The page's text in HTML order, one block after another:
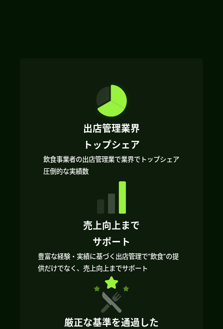
出店管理業界
トップシェア
飲食事業者の出店管理業で業界でトップシェア
圧倒的な実績数
売上向上まで
サポート
豊富な経験・実績に基づく出店管理で”飲食”の提
供だけでなく、売上向上までサポート
厳正な基準を通過した